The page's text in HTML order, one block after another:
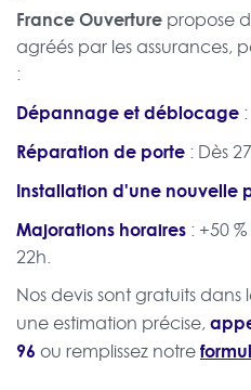
France Ouverture propose
agréés par les assurances,
:
Dépannage et déblocage
Réparation de porte : Dès
Installation d'une nouvelle
Majorations horaires : +50
22h.
Nos devis sont gratuits
une estimation précise,
96 ou remplissez notre